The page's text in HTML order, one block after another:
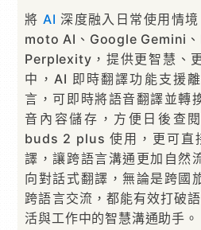
將 AI 深度融入日常使用情
moto AI、Google Gemini
Perplexity，提供更智慧、
中，AI 即時翻譯功能支援
言，可即時將語音翻譯並轉
音內容儲存，方便日後查
buds 2 plus 使用，更可直
譯，讓跨語言溝通更加自然
向對話式翻譯，無論是跨國
跨語言交流，都能有效打破
活與工作中的智慧溝通助手。